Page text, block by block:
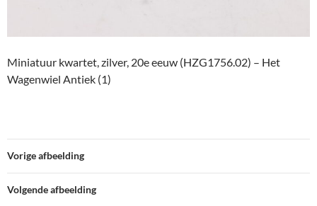
Miniatuur kwartet, zilver, 20e eeuw (HZG1756.02) – Het
Wagenwiel Antiek (1)
Vorige afbeelding
Volgende afbeelding